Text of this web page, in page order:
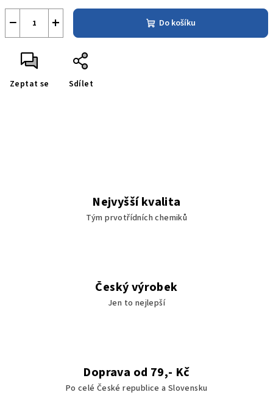
+
− Do košíku
Zeptat se Sdílet
Nejvyšší kvalita
Tým prvotřídních chemiků
Český výrobek
Jen to nejlepší
Doprava od 79,- Kč
Po celé České republice a Slovensku